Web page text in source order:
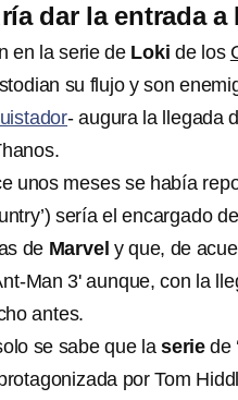
dar la entrada
en la serie de Loki de los
su flujo y son
- augura la llegada
unos meses se había
sería el encargado
de Marvel y que, de
Man 3' aunque, con la
antes.
se sabe que la serie de ‘
por Tom